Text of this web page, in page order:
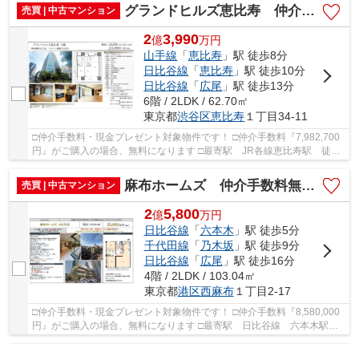
売買 | 中古マンション
グランドヒルズ恵比寿 仲介手数料無料＋100万円現金プレゼント中
2億3,990万円
山手線 「恵比寿 」駅 徒歩8分
日比谷線 「恵比寿 」駅 徒歩10分
日比谷線 「広尾 」駅 徒歩13分
6階 / 2LDK / 62.70㎡
東京都渋谷区恵比寿１丁目34-11
□仲介手数料・現金プレゼント対象物件です！ □仲介手数料『7,982,700
円』がご購入の場合、無料になります □最寄駅 JR各線恵比寿駅 徒歩
売買 | 中古マンション
麻布ホームズ 仲介手数料無料＋100万円現金プレゼント中
2億5,800万円
日比谷線 「六本木 」駅 徒歩5分
千代田線 「 乃木坂 」駅 徒歩9分
日比谷線 「広尾」駅 徒歩16分
4階 / 2LDK / 103.04㎡
東京都港区西麻布１丁目2-17
□仲介手数料・現金プレゼント対象物件です！ □仲介手数料『8,580,000
円』がご購入の場合、無料になります □最寄駅 日比谷線 六本木駅